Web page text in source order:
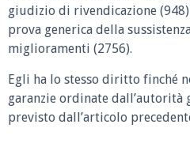
giudizio di rivendicazione
prova generica della
miglioramenti (2756).
Egli ha lo stesso diritto finché
garanzie ordinate dall’autorità
previsto dall’articolo